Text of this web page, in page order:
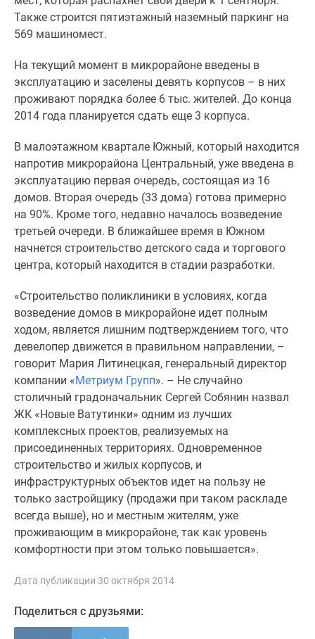
застройщиком
Rutube
Поиск
Москве
Программа
реновации
Новостройки
премиум-
класса
Новостройки
бизнес-
Рассрочка
Траншевая
ипотека
Дома
коттеджи
Коттеджные
поселки
Новой
Москве
Готовые
коттеджные
поселки
Строящиеся
коттеджные
поселки
поселки
лесу
Коттеджные
Также строится пятиэтажный наземный паркинг на
569 машиномест.
На текущий момент в микрорайоне введены в
эксплуатацию и заселены девять корпусов – в них
проживают порядка более 6 тыс. жителей. До конца
2014 года планируется сдать еще 3 корпуса.
В малоэтажном квартале Южный, который находится
напротив микрорайона Центральный, уже введена в
эксплуатацию первая очередь, состоящая из 16
домов. Вторая очередь (33 дома) готова примерно
на 90%. Кроме того, недавно началось возведение
третьей очереди. В ближайшее время в Южном
начнется строительство детского сада и торгового
центра, который находится в стадии разработки.
«Строительство поликлиники в условиях, когда
возведение домов в микрорайоне идет полным
ходом, является лишним подтверждением того, что
девелопер движется в правильном направлении, –
говорит Мария Литинецкая, генеральный директор
компании «Метриум Групп». – Не случайно
столичный градоначальник Сергей Собянин назвал
ЖК «Новые Ватутинки» одним из лучших
комплексных проектов, реализуемых на
присоединенных территориях. Одновременное
строительство и жилых корпусов, и
инфраструктурных объектов идет на пользу не
только застройщику (продажи при таком раскладе
всегда выше), но и местным жителям, уже
проживающим в микрорайоне, так как уровень
комфортности при этом только повышается».
Дата публикации 30 октября 2014
Поделиться с друзьями: